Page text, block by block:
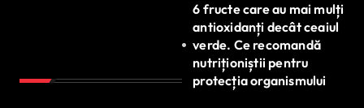
6 fructe care au mai mulți
antioxidanți decât ceaiul
verde. Ce recomandă
nutriționiștii pentru
protecția organismului